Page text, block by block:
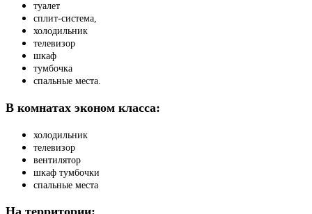
туалет
сплит-система,
холодильник
телевизор
шкаф
тумбочка
спальные места.
В комнатах эконом класса:
холодильник
телевизор
вентилятор
шкаф тумбочки
спальные места